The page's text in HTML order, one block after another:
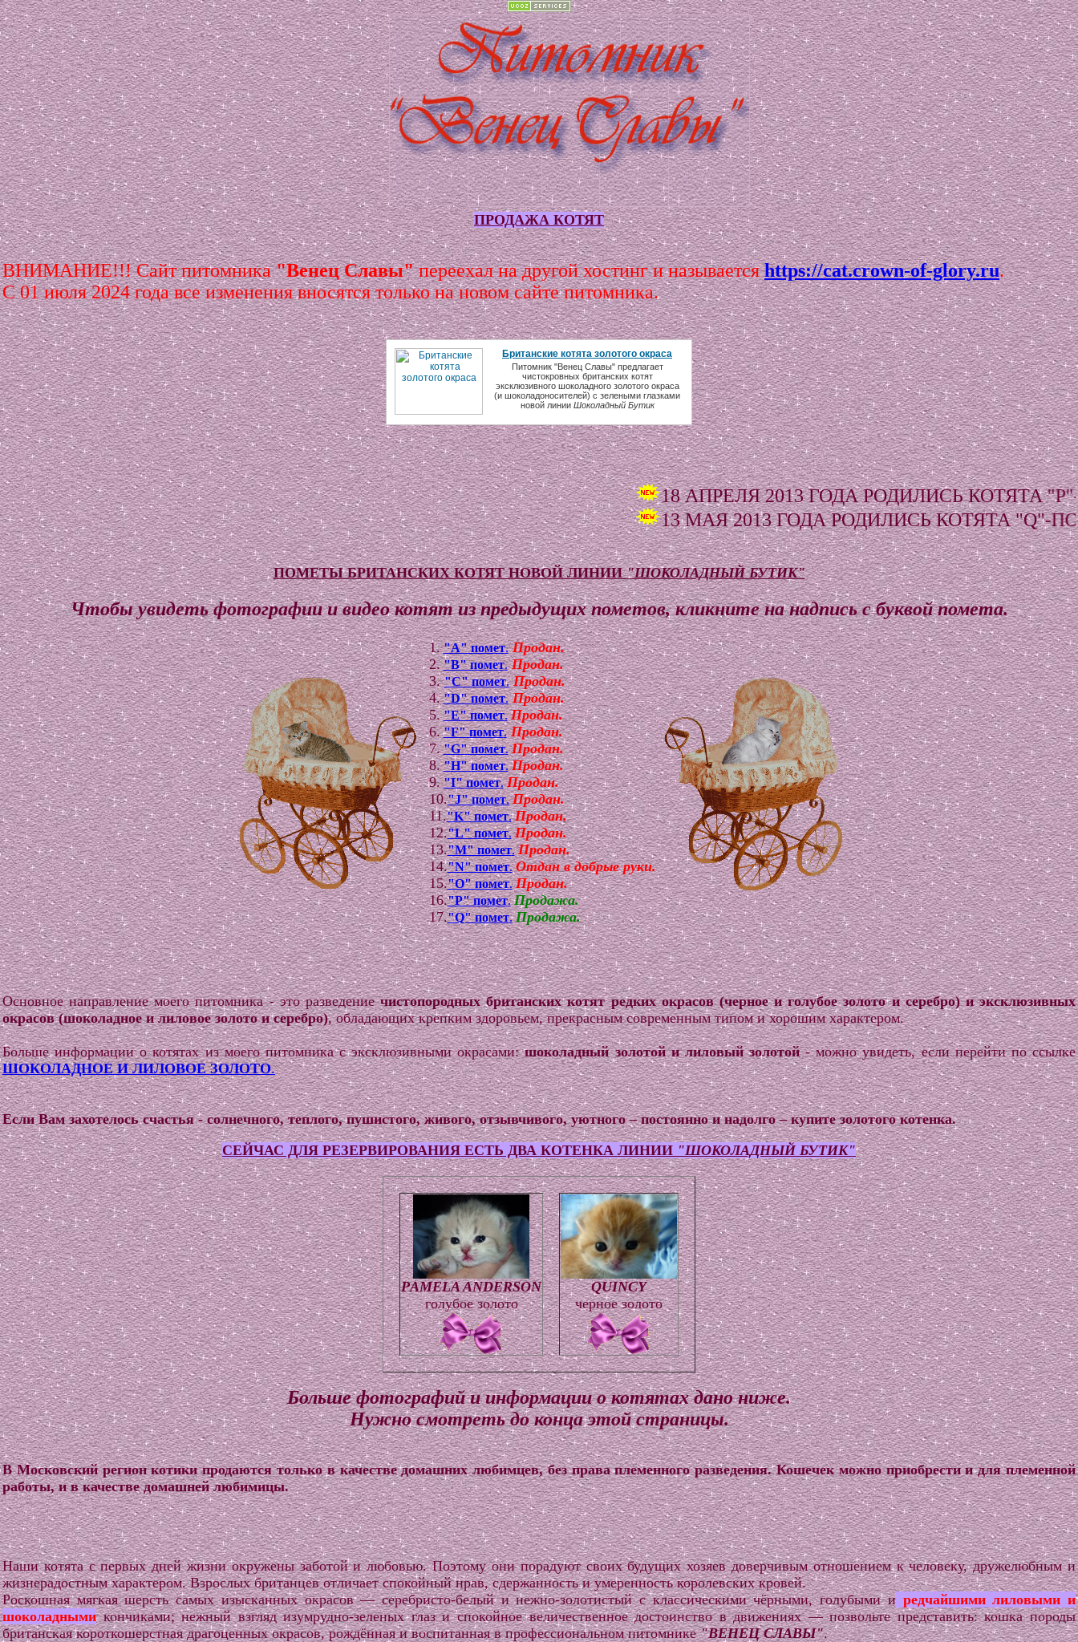
ПРОДАЖА КОТЯТ
ВНИМАНИЕ!!! Сайт питомника"Венец Славы"переехал на другой хостинг и называетсяhttps://cat.crown-of-glory.ru.
С 01 июля 2024 года все изменения вносятся только на новом сайте питомника.
Британские котята золотого окраса
Питомник "Венец Славы" предлагает
чистокровных британских котят
эксклюзивного шоколадного золотого окраса
(и шоколадоносителей) с зелеными глазками
новой линииШоколадный Бутик
18 АПРЕЛЯ 2013 ГОДА РОДИЛИСЬ КОТЯТА "Р"-ПОМЁТА.
13 МАЯ 2013 ГОДА РОДИЛИСЬ КОТЯТА "Q"-ПОМЁТА.
ПОМЕТЫ БРИТАНСКИХ КОТЯТ НОВОЙ ЛИНИИ"ШОКОЛАДНЫЙ БУТИК"
Чтобы увидеть фотографии и видео котят из предыдущих пометов, кликните на надпись с буквой помета.
1. "А" помет. Продан.
2. "B" помет. Продан.
3."C" помет. Продан.
4. "D" помет. Продан.
5. "E" помет. Продан.
6. "F" помет. Продан.
7. "G" помет. Продан.
8. "H" помет. Продан.
9. "I" помет. Продан.
10."J" помет. Продан.
11."K" помет. Продан.
12."L" помет. Продан.
13."M" помет. Продан.
14."N" помет. Отдан в добрые руки.
15."O" помет. Продан.
16."P" помет. Продажа.
17."Q" помет. Продажа.
Основное направление моего питомника - это разведениечистопородных британских котят редких окрасов (черное и голубое золото и серебро) и эксклюзивных
окрасов (шоколадное и лиловое золото и серебро), обладающих крепким здоровьем, прекрасным современным типом и хорошим характером.
Больше информации о котятах из моего питомника с эксклюзивными окрасами:шоколадный золотой и лиловый золотой- можно увидеть, если перейти по ссылке
ШОКОЛАДНОЕ И ЛИЛОВОЕ ЗОЛОТО.
Если Вам захотелось счастья - солнечного, теплого, пушистого, живого, отзывчивого, уютного – постоянно и надолго – купите золотого котенка.
СЕЙЧАС ДЛЯ РЕЗЕРВИРОВАНИЯ ЕСТЬ ДВА КОТЕНКА ЛИНИИ "ШОКОЛАДНЫЙ БУТИК"
РAMELA ANDERSON
голубое золото
QUINCY
черное золото
Больше фотографий и информации о котятах дано ниже.
Нужно смотреть до конца этой страницы.
В Московский регион котики продаются только в качестве домашних любимцев, без права племенного разведения. Кошечек можно приобрести и для племенной
работы, и в качестве домашней любимицы.
Наши котята с первых дней жизни окружены заботой и любовью. Поэтому они порадуют своих будущих хозяев доверчивым отношением к человеку, дружелюбным и
жизнерадостным характером. Взрослых британцев отличает спокойный нрав, сдержанность и умеренность королевских кровей.
Роскошная мягкая шерсть самых изысканных окрасов — серебристо-белый и нежно-золотистый с классическими чёрными, голубыми и редчайшими лиловыми и
шоколаднымикончиками; нежный взгляд изумрудно-зеленых глаз и спокойное величественное достоинство в движениях — позвольте представить: кошка породы
британская короткошерстная драгоценных окрасов, рождённая и воспитанная в профессиональном питомнике"ВЕНЕЦ СЛАВЫ".